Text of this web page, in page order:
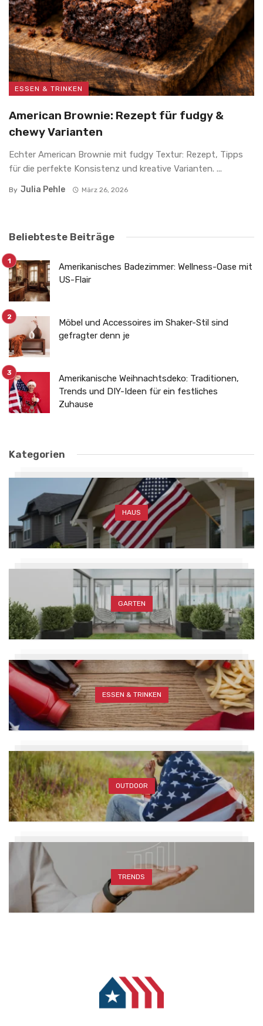
ESSEN & TRINKEN
American Brownie: Rezept für fudgy &
chewy Varianten
Echter American Brownie mit fudgy Textur: Rezept, Tipps
für die perfekte Konsistenz und kreative Varianten. ...
By Julia Pehle März 26, 2026
Beliebteste Beiträge
Amerikanisches Badezimmer: Wellness-Oase mit
US-Flair
Möbel und Accessoires im Shaker-Stil sind
gefragter denn je
Amerikanische Weihnachtsdeko: Traditionen,
Trends und DIY-Ideen für ein festliches
Zuhause
Kategorien
HAUS
GARTEN
ESSEN & TRINKEN
OUTDOOR
TRENDS